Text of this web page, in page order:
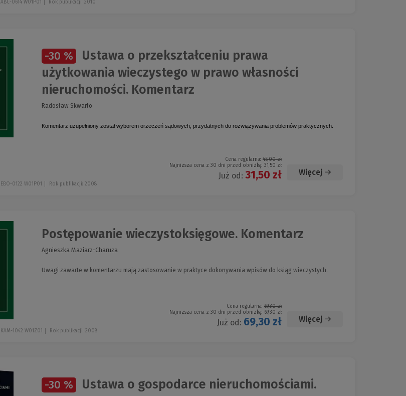
ABC-0614 W01P01 Rok publikacji: 2010
-30 %
Ustawa o przekształceniu prawa
użytkowania wieczystego w prawo własności
nieruchomości. Komentarz
Radosław Skwarło
Komentarz uzupełniony został wyborem orzeczeń sądowych, przydatnych do rozwiązywania problemów praktycznych.
Cena regularna: 45,00 zł
Najniższa cena z 30 dni przed obniżką: 31,50 zł
Już od: 31,50 zł Więcej
EBO-0122 W01P01 Rok publikacji: 2008
Postępowanie wieczystoksięgowe. Komentarz
Agnieszka Maziarz-Charuza
Uwagi zawarte w komentarzu mają zastosowanie w praktyce dokonywania wpisów do ksiąg wieczystych.
Cena regularna: 69,30 zł
Najniższa cena z 30 dni przed obniżką: 69,30 zł
Już od: 69,30 zł Więcej
KAM-1042 W01Z01 Rok publikacji: 2008
-30 %
Ustawa o gospodarce nieruchomościami.